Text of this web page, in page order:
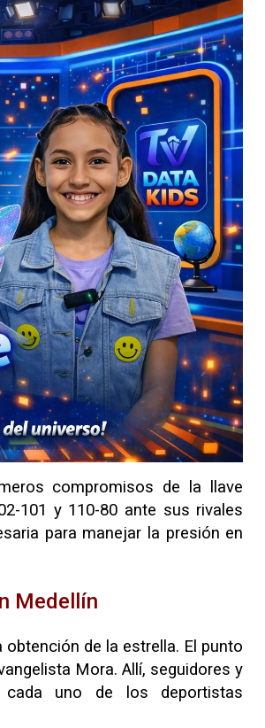
compromisos de la llave
101 y 110-80 ante sus rivales
para manejar la presión en
Medellín
obtención de la estrella. El punto
Mora. Allí, seguidores y
uno de los deportistas